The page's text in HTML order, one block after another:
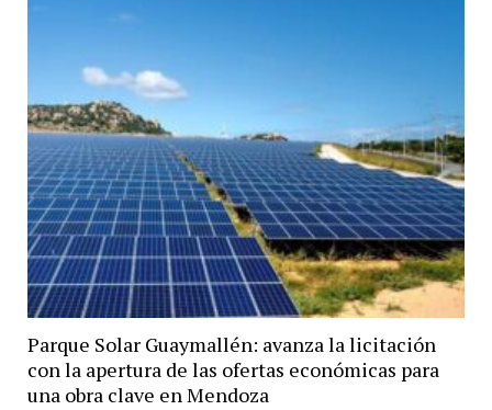
Parque Solar Guaymallén: avanza la licitación
con la apertura de las ofertas económicas para
una obra clave en Mendoza